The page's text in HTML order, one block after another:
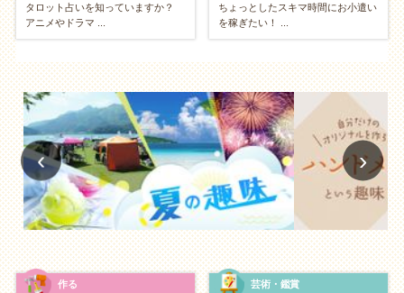
ル
体を使う遊びが多い
散歩、ジョギング、ウィンドウショッピング、お部屋
の掃除など、お金のかからない趣味は、意外と体を動
かすものが多いです。楽しみながら体を動かすこと
で、知らず知らずのうちに運動不足が解消され、心身
ともに健やかになります。
社会面・教養面：知恵と知識の宝庫
公共施設の活用で博識に
タロット占いを知っていますか？
アニメやドラマ ...
ちょっとしたスキマ時間にお小遣い
を稼ぎたい！ ...
‹ ›
作る 芸術・鑑賞